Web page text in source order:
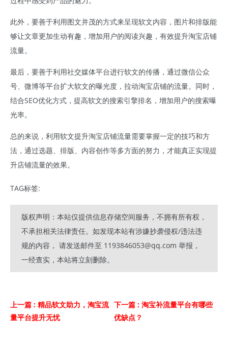
此外，要善于利用图文并茂的方式来呈现软文内容，图片和排版能
够让文章更加生动有趣，增加用户的阅读兴趣，有效提升淘宝店铺
流量。
最后，要善于利用社交媒体平台进行软文的传播，通过微信公众
号、微博等平台扩大软文的曝光度，拉动淘宝店铺的流量。同时，
结合SEO优化方式，提高软文的搜索引擎排名，增加用户的搜索曝
光率。
总的来说，利用软文提升淘宝店铺流量需要掌握一定的技巧和方
法，通过选题、排版、内容创作等多方面的努力，才能真正实现提
升店铺流量的效果。
TAG标签:
版权声明：本站仅提供信息存储空间服务，不拥有所有权，
不承担相关法律责任。如发现本站有涉嫌抄袭侵权/违法违
规的内容， 请发送邮件至 1193846053@qq.com 举报，
一经查实，本站将立刻删除。
上一篇 : 精品软文助力，淘宝流
量平台提升无忧
下一篇 : 淘宝补流量平台有哪些
优缺点？